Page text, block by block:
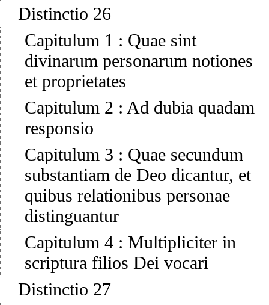
Distinctio 26
Capitulum 1 : Quae sint
divinarum personarum notiones
et proprietates
Capitulum 2 : Ad dubia quadam
responsio
Capitulum 3 : Quae secundum
substantiam de Deo dicantur, et
quibus relationibus personae
distinguantur
Capitulum 4 : Multipliciter in
scriptura filios Dei vocari
Distinctio 27